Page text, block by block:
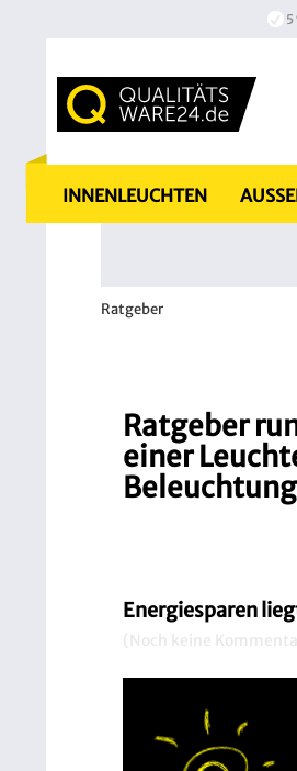
5
INNENLEUCHTEN
Ratgeber
Ratgeber
einer
Energiesparen